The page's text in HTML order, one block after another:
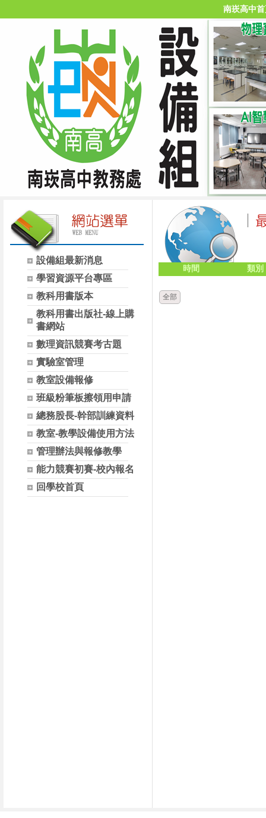
南崁高中
設備組最新消息
學習資源平台專區
教科用書版本
教科用書出版社-線上購
書網站
數理資訊競賽考古題
實驗室管理
教室設備報修
班級粉筆板擦領用申請
總務股長-幹部訓練資料
教室-教學設備使用方法
管理辦法與報修教學
能力競賽初賽-校內報名
回學校首頁
時間 類別
全部